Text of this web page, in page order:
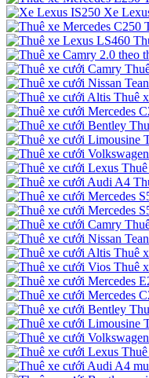
Xe
Thuê
Thuê
Thuê